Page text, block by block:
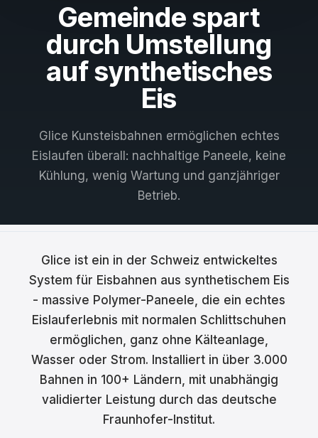
Deutsch
Français
Español
Português
Suomi
Čeština
Magyar
Gemeinde spart
durch Umstellung
auf synthetisches
Eis
Glice Kunsteisbahnen ermöglichen echtes
Eislaufen überall: nachhaltige Paneele, keine
Kühlung, wenig Wartung und ganzjähriger
Betrieb.
Glice ist ein in der Schweiz entwickeltes
System für Eisbahnen aus synthetischem Eis
- massive Polymer-Paneele, die ein echtes
Eislauferlebnis mit normalen Schlittschuhen
ermöglichen, ganz ohne Kälteanlage,
Wasser oder Strom. Installiert in über 3.000
Bahnen in 100+ Ländern, mit unabhängig
validierter Leistung durch das deutsche
Fraunhofer-Institut.